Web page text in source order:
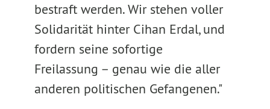
bestraft werden. Wir stehen voller
Solidarität hinter Cihan Erdal, und
fordern seine sofortige
Freilassung – genau wie die aller
anderen politischen Gefangenen."